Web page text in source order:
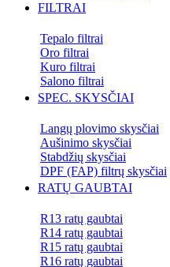
FILTRAI
Tepalo filtrai
Oro filtrai
Kuro filtrai
Salono filtrai
SPEC. SKYSČIAI
Langų plovimo skysčiai
Aušinimo skysčiai
Stabdžių skysčiai
DPF (FAP) filtrų skysčiai
RATŲ GAUBTAI
R13 ratų gaubtai
R14 ratų gaubtai
R15 ratų gaubtai
R16 ratų gaubtai